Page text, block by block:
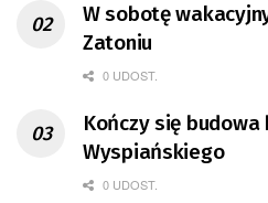
W sobotę
Zatoniu
0 UDOST.
Kończy się budowa
Wyspiańskiego
0 UDOST.